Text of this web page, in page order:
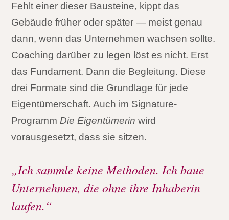
Fehlt einer dieser Bausteine, kippt das
Gebäude früher oder später — meist genau
dann, wenn das Unternehmen wachsen sollte.
Coaching darüber zu legen löst es nicht. Erst
das Fundament. Dann die Begleitung. Diese
drei Formate sind die Grundlage für jede
Eigentümerschaft. Auch im Signature-
Programm Die Eigentümerin wird
vorausgesetzt, dass sie sitzen.
„Ich sammle keine Methoden. Ich baue
Unternehmen, die ohne ihre Inhaberin
laufen.“